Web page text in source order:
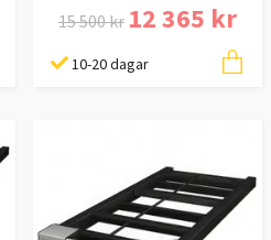
15 500 kr 12 365 kr
10-20 dagar